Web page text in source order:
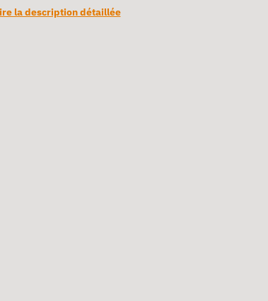
la description détaillée